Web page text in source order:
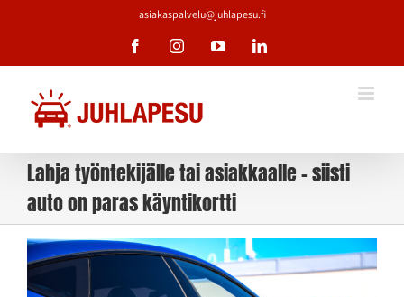
asiakaspalvelu@juhlapesu.fi
FacebookInstagramYouTubeLinkedIn
Lahja työntekijälle tai asiakkaalle – siisti
auto on paras käyntikortti
Katso
kuvaa
isompana